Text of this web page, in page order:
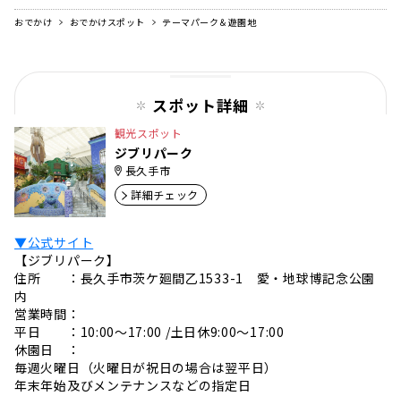
末は混雑するため、公共交通機関でのアクセス
がおすすめです。15種類の「ジブリの忘れ物」
『ゲド戦記』アレンの剣・『コクリコ坂』学生
カバン・学生帽・『耳をすませば』雫の...
おでかけ おでかけスポット テーマパーク＆遊園地
スポット詳細
観光スポット
ジブリパーク
長久手市
詳細チェック
▼公式サイト
【ジブリパーク】
住所 ：長久手市茨ケ廻間乙1533-1 愛・地球博記念公園
内
営業時間：
平日 ：10:00～17:00 /土日休9:00～17:00
休園日 ：
毎週火曜日（火曜日が祝日の場合は翌平日）
年末年始及びメンテナンスなどの指定日